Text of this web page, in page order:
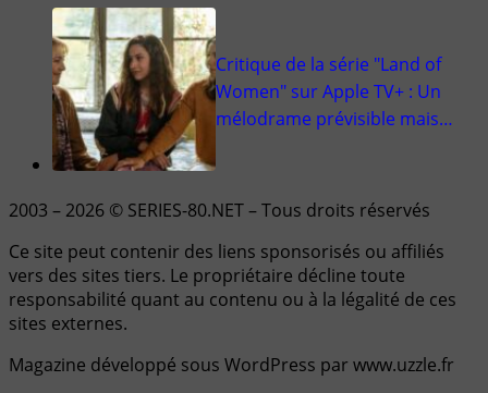
Critique de la série "Land of
Women" sur Apple TV+ : Un
mélodrame prévisible mais…
2003 – 2026 © SERIES-80.NET – Tous droits réservés
Ce site peut contenir des liens sponsorisés ou affiliés
vers des sites tiers. Le propriétaire décline toute
responsabilité quant au contenu ou à la légalité de ces
sites externes.
Magazine développé sous WordPress par www.uzzle.fr